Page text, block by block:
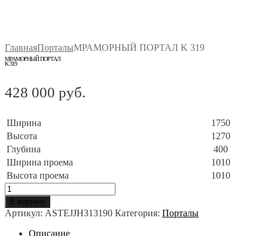
ГлавнаяПорталыМРАМОРНЫЙ ПОРТАЛ K 319
МРАМОРНЫЙ ПОРТАЛ
K 319
428 000 руб.
Ширина
1750
Высота
1270
Глубина
400
Ширина проема
1010
Высота проема
1010
Количество
товара
МРАМОРНЫЙ
ПОРТАЛ
В корзину
Артикул: ASTEJJH313190 Категория: Порталы
Описание